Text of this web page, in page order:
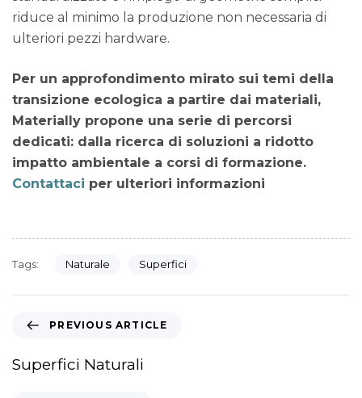
riduce al minimo la produzione non necessaria di
ulteriori pezzi hardware.
Per un approfondimento mirato sui temi della
transizione ecologica a partire dai materiali,
Materially propone una serie di percorsi
dedicati: dalla ricerca di soluzioni a ridotto
impatto ambientale a corsi di formazione.
Contattaci per ulteriori informazioni
Tags: Naturale Superfici
PREVIOUS ARTICLE
Superfici Naturali